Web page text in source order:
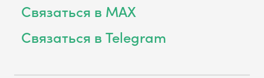
Связаться в MAX
Связаться в Telegram